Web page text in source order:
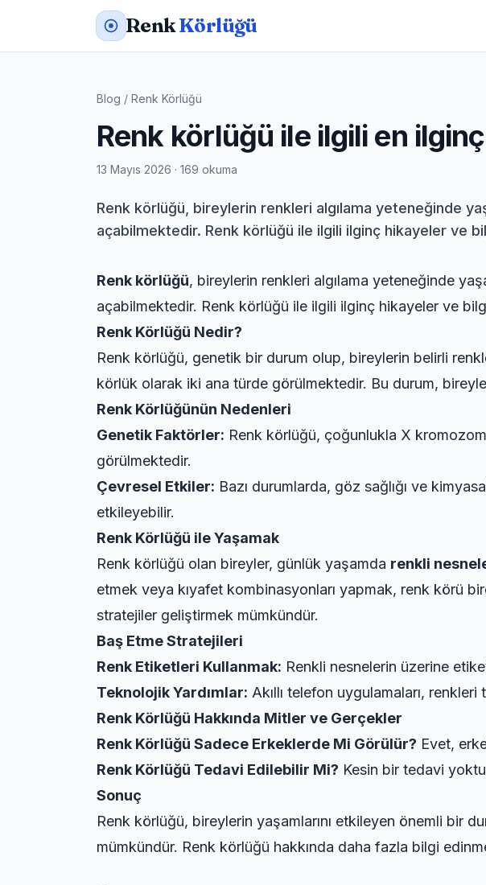
RenkKörlüğü
Blog / Renk Körlüğü
Renk körlüğü ile ilgili en
13 Mayıs 2026 · 169 okuma
Renk körlüğü, bireylerin renkleri algılama yeteneğinde
açabilmektedir. Renk körlüğü ile ilgili ilginç hikayeler ve
Renk körlüğü, bireylerin renkleri algılama yeteneğinde
açabilmektedir. Renk körlüğü ile ilgili ilginç hikayeler ve
Renk Körlüğü Nedir?
Renk körlüğü, genetik bir durum olup, bireylerin belirli
körlük olarak iki ana türde görülmektedir. Bu durum,
Renk Körlüğünün Nedenleri
Genetik Faktörler: Renk körlüğü, çoğunlukla X
görülmektedir.
Çevresel Etkiler: Bazı durumlarda, göz sağlığı ve
etkileyebilir.
Renk Körlüğü ile Yaşamak
Renk körlüğü olan bireyler, günlük yaşamda renkli
etmek veya kıyafet kombinasyonları yapmak, renk körü
stratejiler geliştirmek mümkündür.
Baş Etme Stratejileri
Renk Etiketleri Kullanmak: Renkli nesnelerin üzerine
Teknolojik Yardımlar: Akıllı telefon uygulamaları, renkleri
Renk Körlüğü Hakkında Mitler ve Gerçekler
Renk Körlüğü Sadece Erkeklerde Mi Görülür? Evet,
Renk Körlüğü Tedavi Edilebilir Mi? Kesin bir tedavi
Sonuç
Renk körlüğü, bireylerin yaşamlarını etkileyen önemli bir
mümkündür. Renk körlüğü hakkında daha fazla bilgi